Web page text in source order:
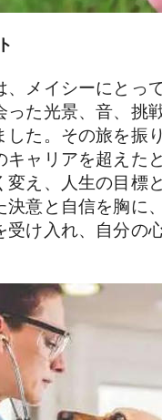
、メイシーにとっ
た光景、音、挑
した。その旅を振
キャリアを超えた
え、人生の目標
意と自信を胸に
受け入れ、自分の